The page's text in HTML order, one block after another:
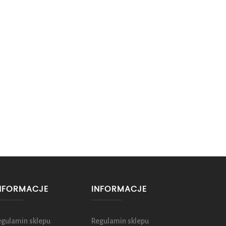
sklepu
INFORMACJE
Regulamin sklepu